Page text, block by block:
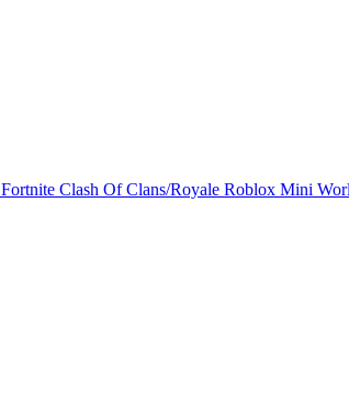
Fortnite Clash Of Clans/Royale Roblox Mini